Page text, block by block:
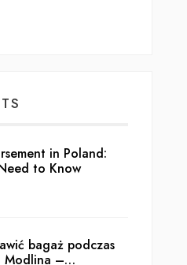
in Poland:
to Know
bagaż podczas
Modlina –…